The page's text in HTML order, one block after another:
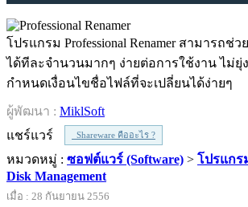
โปรแกรม Professional Renamer สามารถช่
ได้ทีละจำนวนมากๆ ง่ายต่อการใช้งาน ไม่ยุ่ง
กำหนดเงื่อนไขชื่อไฟล์ที่จะเปลี่ยนได้ง่ายๆ
ผู้พัฒนา : MiklSoft
แชร์แวร์
Shareware คืออะไร ?
หมวดหมู่ : ซอฟต์แวร์ (Software) > โปรแก
Disk Management
เมื่อ : 28 กันยายน 2556